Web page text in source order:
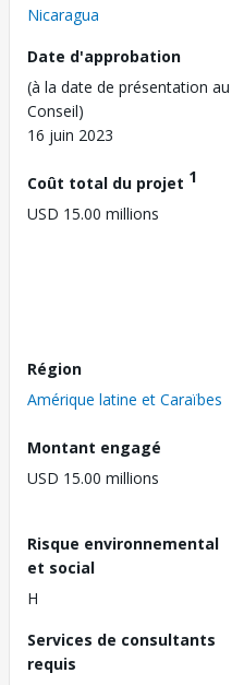
Nicaragua
Date d'approbation
(à la date de présentation au
Conseil)
16 juin 2023
Coût total du projet 1
USD 15.00 millions
Région
Amérique latine et Caraïbes
Montant engagé
USD 15.00 millions
Risque environnemental
et social
H
Services de consultants
requis